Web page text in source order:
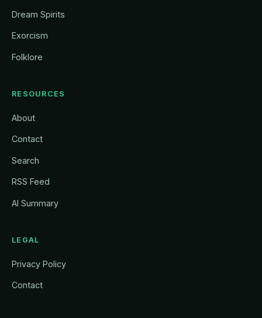
Dream Spirits
Exorcism
Folklore
RESOURCES
About
Contact
Search
RSS Feed
AI Summary
LEGAL
Privacy Policy
Contact